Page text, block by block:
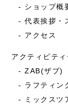
ショップ概
代表挨拶・
アクセス
アクティビティ
ZAB(ザブ)
ラフティン
ミックスツ